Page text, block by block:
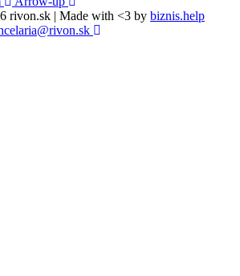
rivon.sk | Made with <3 by biznis.help